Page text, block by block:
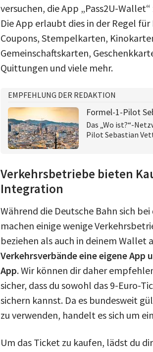
versuchen, die App „Pass2U-
Die App erlaubt dies in der Regel
Coupons, Stempelkarten,
Gemeinschaftskarten,
Quittungen und viele mehr.
EMPFEHLUNG DER REDAKTION
Formel-1-Pilot
Das „Wo ist?“-
Pilot Sebastian
Verkehrsbetriebe bieten
Integration
Während die Deutsche Bahn sich
machen einige wenige
beziehen als auch in deinem Wallet
Verkehrsverbände eine eigene
App. Wir können dir daher
sicher, dass du sowohl das 9-Euro-
sichern kannst. Da es bundesweit
zu verwenden, handelt es sich um
Um das Ticket zu kaufen, lädst du